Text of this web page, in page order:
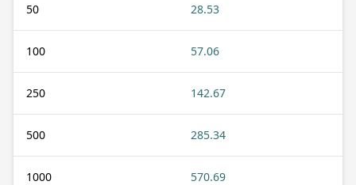
50 28.53
100 57.06
250 142.67
500 285.34
1000 570.69